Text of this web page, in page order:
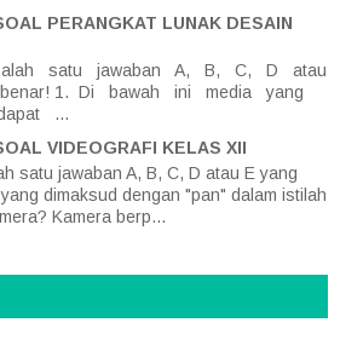
PERANGKAT LUNAK DESAIN
satu jawaban A, B, C, D atau
1. Di bawah ini media yang
...
VIDEOGRAFI KELAS XII
satu jawaban A, B, C, D atau E yang
dimaksud dengan "pan" dalam istilah
Kamera berp...